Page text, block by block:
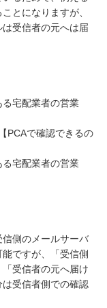
とになりますが、
受信者の元へは届
る宅配業者の営業
で確認できるの
る宅配業者の営業
側のメールサーバ
ですが、「受信側
受信者の元へ届け
受信者側での確認